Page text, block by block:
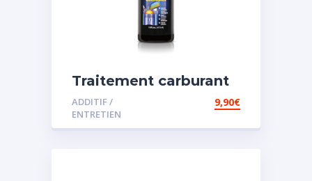
Traitement carburant
diesel et essence
ADDITIF /
ENTRETIEN
9,90€